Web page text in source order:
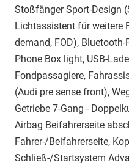
Stoßfänger Sport-Design
Lichtassistent für weitere
demand, FOD),
Phone Box light, USB-
Fondpassagiere,
(Audi pre sense front),
Getriebe 7-Gang -
Airbag Beifahrerseite
Fahrer-/Beifahrerseite,
Schließ-/Startsystem